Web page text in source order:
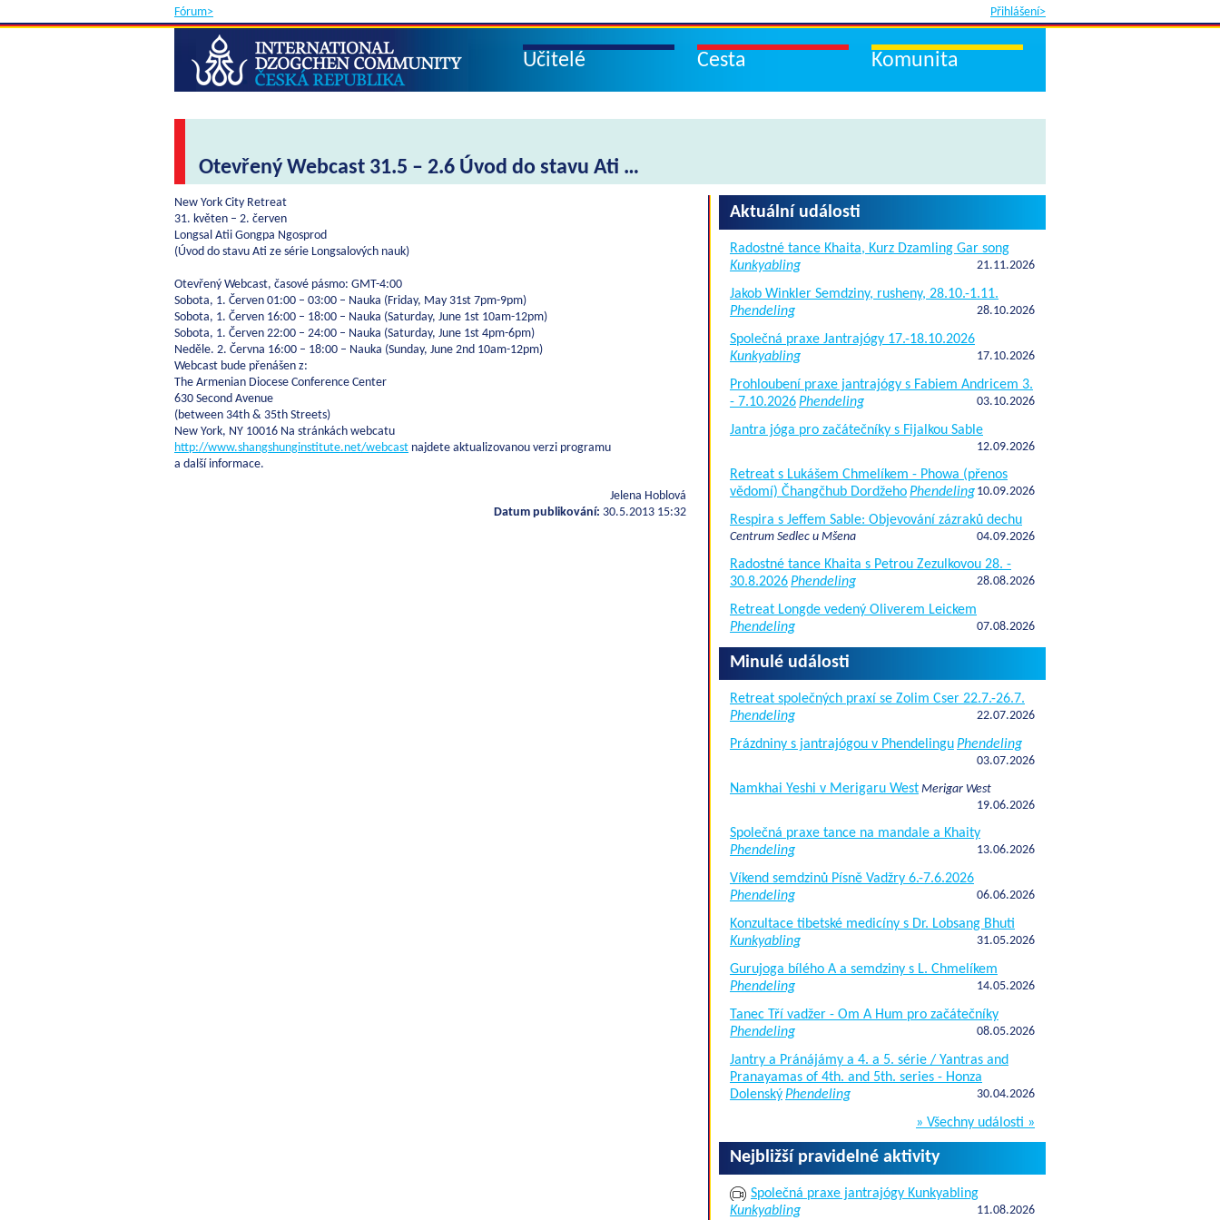
Fórum> Přihlášení>
Učitelé Cesta Komunita
Otevřený Webcast 31.5 – 2.6 Úvod do stavu Ati …
New York City Retreat
31. květen – 2. červen
Longsal Atii Gongpa Ngosprod
(Úvod do stavu Ati ze série Longsalových nauk)
Otevřený Webcast, časové pásmo: GMT-4:00
Sobota, 1. Červen 01:00 – 03:00 – Nauka (Friday, May 31st 7pm-9pm)
Sobota, 1. Červen 16:00 – 18:00 – Nauka (Saturday, June 1st 10am-12pm)
Sobota, 1. Červen 22:00 – 24:00 – Nauka (Saturday, June 1st 4pm-6pm)
Neděle. 2. Června 16:00 – 18:00 – Nauka (Sunday, June 2nd 10am-12pm)
Webcast bude přenášen z:
The Armenian Diocese Conference Center
630 Second Avenue
(between 34th & 35th Streets)
New York, NY 10016 Na stránkách webcatu
http://www.shangshunginstitute.net/webcast najdete aktualizovanou verzi programu
a další informace.
Jelena Hoblová
Datum publikování: 30.5.2013 15:32
Aktuální události
Radostné tance Khaita, Kurz Dzamling Gar song
Kunkyabling
21.11.2026
Jakob Winkler Semdziny, rusheny, 28.10.-1.11.
Phendeling
28.10.2026
Společná praxe Jantrajógy 17.-18.10.2026
Kunkyabling
17.10.2026
Prohloubení praxe jantrajógy s Fabiem Andricem 3.
- 7.10.2026Phendeling 03.10.2026
Jantra jóga pro začátečníky s Fijalkou Sable
12.09.2026
Retreat s Lukášem Chmelíkem - Phowa (přenos
vědomí) Čhangčhub DordžehoPhendeling 10.09.2026
Respira s Jeffem Sable: Objevování zázraků dechu
Centrum Sedlec u Mšena 04.09.2026
Radostné tance Khaita s Petrou Zezulkovou 28. -
30.8.2026Phendeling 28.08.2026
Retreat Longde vedený Oliverem Leickem
Phendeling
07.08.2026
Minulé události
Retreat společných praxí se Zolim Cser 22.7.-26.7.
Phendeling
22.07.2026
Prázdniny s jantrajógou v PhendelinguPhendeling
03.07.2026
Namkhai Yeshi v Merigaru West Merigar West
19.06.2026
Společná praxe tance na mandale a Khaity
Phendeling
13.06.2026
Víkend semdzinů Písně Vadžry 6.-7.6.2026
Phendeling
06.06.2026
Konzultace tibetské medicíny s Dr. Lobsang Bhuti
Kunkyabling
31.05.2026
Gurujoga bílého A a semdziny s L. Chmelíkem
Phendeling
14.05.2026
Tanec Tří vadžer - Om A Hum pro začátečníky
Phendeling
08.05.2026
Jantry a Pránájámy a 4. a 5. série / Yantras and
Pranayamas of 4th. and 5th. series - Honza
DolenskýPhendeling 30.04.2026
» Všechny události »
Nejbližší pravidelné aktivity
Společná praxe jantrajógy Kunkyabling
Kunkyabling
11.08.2026